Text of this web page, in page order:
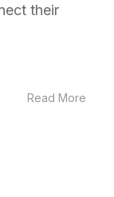
their
Read More